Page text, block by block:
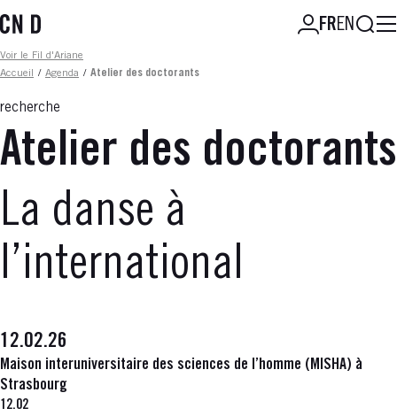
au
principal
FREN
Fil d'ariane
Voir le Fil d'Ariane
Accueil
/ Agenda / Atelier des doctorants
recherche
Atelier des doctorants
La danse à
l’international
12.02.26
Maison interuniversitaire des sciences de l’homme (MISHA) à
Strasbourg
12.02